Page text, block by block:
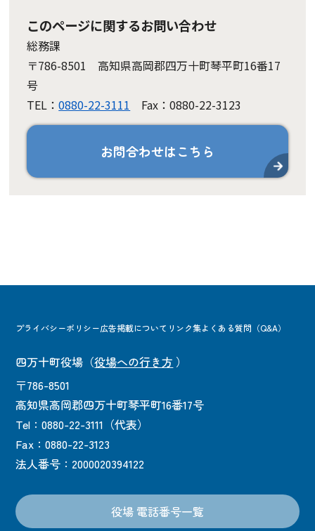
このページに関するお問い合わせ
総務課
〒786-8501 高知県高岡郡四万十町琴平町16番17
号
TEL：0880-22-3111 Fax：0880-22-3123
お問合わせはこちら
プライバシーポリシー広告掲載について リンク集よくある質問（Q&A）
四万十町役場 （役場への行き方 ）
〒786-8501
高知県高岡郡四万十町琴平町16番17号
Tel：0880-22-3111（代表）
Fax：0880-22-3123
法人番号：2000020394122
役場 電話番号一覧